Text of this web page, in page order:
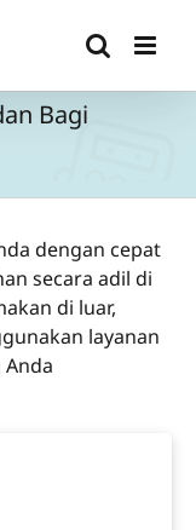
Bagi
dengan cepat
secara adil di
di luar,
layanan